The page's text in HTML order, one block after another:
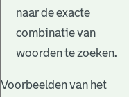
naar de exacte
combinatie van
woorden te zoeken.
Voorbeelden van het